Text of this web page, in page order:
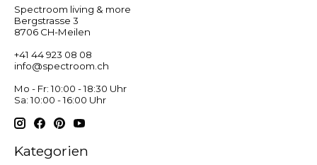
Spectroom living & more
Bergstrasse 3
8706 CH-Meilen
+41 44 923 08 08
info@spectroom.ch
Mo - Fr: 10:00 - 18:30 Uhr
Sa: 10:00 - 16:00 Uhr
Kategorien